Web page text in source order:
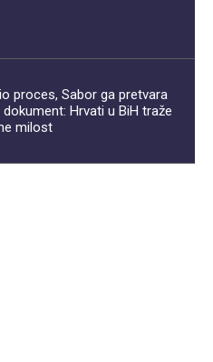
proces, Sabor ga pretvara
dokument: Hrvati u BiH traže
milost